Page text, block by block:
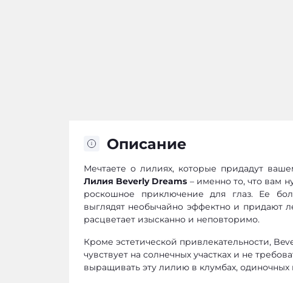
Описание
Мечтаете о лилиях, которые придадут
Лилия Beverly Dreams – именно то, что вам
роскошное приключение для глаз. Ее
выглядят необычайно эффектно и придают
расцветает изысканно и неповторимо.
Кроме эстетической привлекательности,
чувствует на солнечных участках и не
выращивать эту лилию в клумбах, одиночных